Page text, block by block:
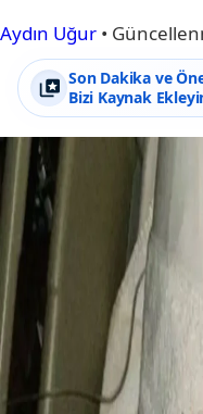
Aydın Uğur •
Son Dakika ve
Bizi Kaynak